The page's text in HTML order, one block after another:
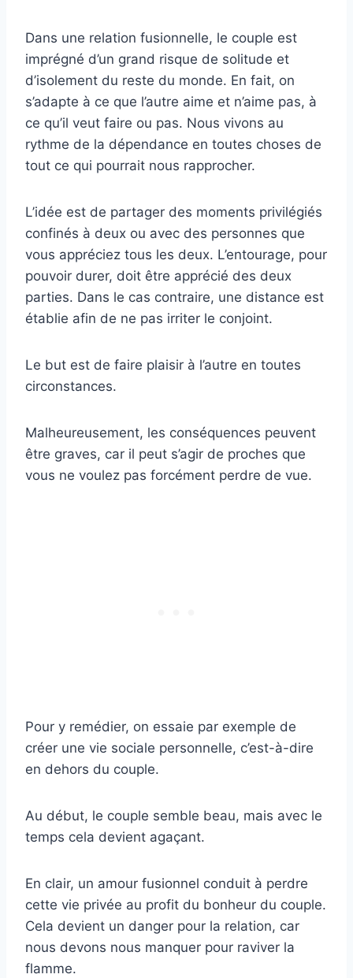
Dans une relation fusionnelle, le couple est
imprégné d’un grand risque de solitude et
d’isolement du reste du monde. En fait, on
s’adapte à ce que l’autre aime et n’aime pas, à
ce qu’il veut faire ou pas. Nous vivons au
rythme de la dépendance en toutes choses de
tout ce qui pourrait nous rapprocher.
L’idée est de partager des moments privilégiés
confinés à deux ou avec des personnes que
vous appréciez tous les deux. L’entourage, pour
pouvoir durer, doit être apprécié des deux
parties. Dans le cas contraire, une distance est
établie afin de ne pas irriter le conjoint.
Le but est de faire plaisir à l’autre en toutes
circonstances.
Malheureusement, les conséquences peuvent
être graves, car il peut s’agir de proches que
vous ne voulez pas forcément perdre de vue.
Pour y remédier, on essaie par exemple de
créer une vie sociale personnelle, c’est-à-dire
en dehors du couple.
Au début, le couple semble beau, mais avec le
temps cela devient agaçant.
En clair, un amour fusionnel conduit à perdre
cette vie privée au profit du bonheur du couple.
Cela devient un danger pour la relation, car
nous devons nous manquer pour raviver la
flamme.